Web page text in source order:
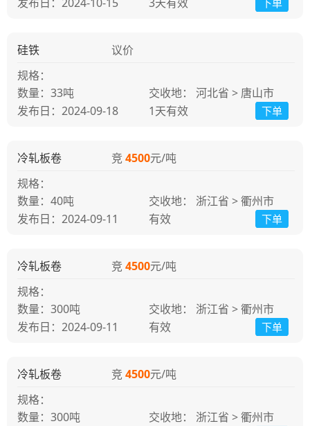
下单
硅铁 议价
发布日：2024-09-18
规格：
下单
33吨
交收地： 河北省 > 唐山市
1天有效
冷轧板卷 竞4500元/吨
发布日：2024-09-11
规格：
下单
40吨
交收地： 浙江省 > 衢州市
有效
冷轧板卷 竞4500元/吨
发布日：2024-09-11
规格：
下单
300吨
交收地： 浙江省 > 衢州市
有效
冷轧板卷 竞4500元/吨
规格：
300吨
交收地： 浙江省 > 衢州市